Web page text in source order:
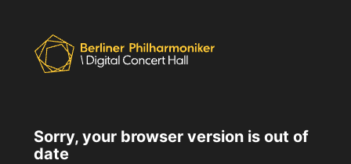
Sorry, your browser version is out of
date